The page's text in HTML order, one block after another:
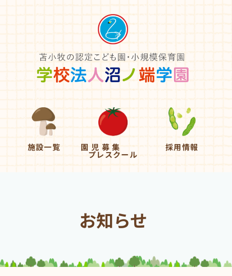
施設一覧 園 児 募 集
プレスクール
採用情報
お知らせ